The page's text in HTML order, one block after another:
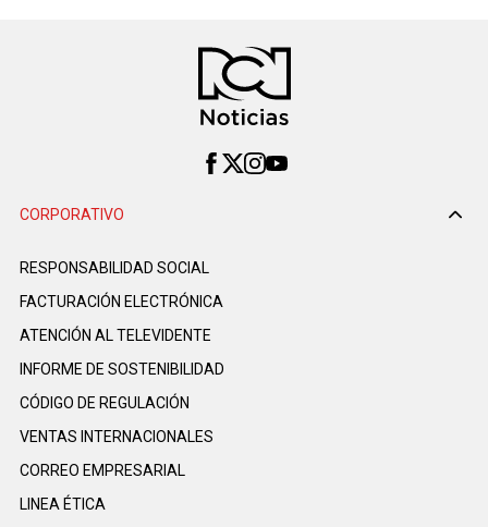
CORPORATIVO
RESPONSABILIDAD SOCIAL
FACTURACIÓN ELECTRÓNICA
ATENCIÓN AL TELEVIDENTE
INFORME DE SOSTENIBILIDAD
CÓDIGO DE REGULACIÓN
VENTAS INTERNACIONALES
CORREO EMPRESARIAL
LINEA ÉTICA